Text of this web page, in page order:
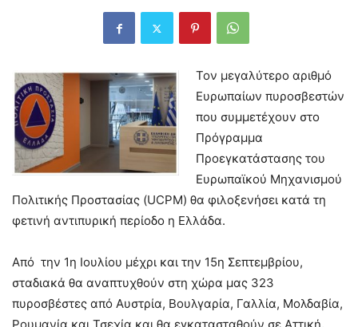
Τον μεγαλύτερο αριθμό
Ευρωπαίων πυροσβεστών
που συμμετέχουν στο
Πρόγραμμα
Προεγκατάστασης του
Ευρωπαϊκού Μηχανισμού
Πολιτικής Προστασίας (UCPM) θα φιλοξενήσει κατά τη
φετινή αντιπυρική περίοδο η Ελλάδα.
Από την 1η Ιουλίου μέχρι και την 15η Σεπτεμβρίου,
σταδιακά θα αναπτυχθούν στη χώρα μας 323
πυροσβέστες από Αυστρία, Βουλγαρία, Γαλλία, Μολδαβία,